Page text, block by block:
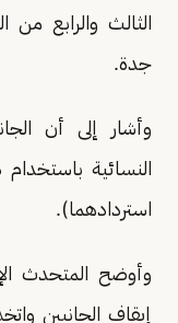
الثالث والرابع
جدة.
وأشار إلى أن
النسائية
استردادهما).
وأوضح المتحدث
إيقاف الجانيين